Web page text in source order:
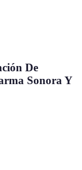
De
Sonora Y